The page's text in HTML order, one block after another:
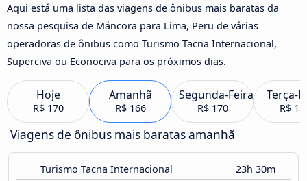
Aqui está uma lista das viagens de ônibus mais baratas da
nossa pesquisa de Máncora para Lima, Peru de várias
operadoras de ônibus como Turismo Tacna Internacional,
Superciva ou Econociva para os próximos dias.
Hoje
R$ 170
Amanhã
R$ 166
Segunda-Feira
R$ 170
Terça-
R$
Viagens de ônibus mais baratas amanhã
Turismo Tacna Internacional 23h 30m